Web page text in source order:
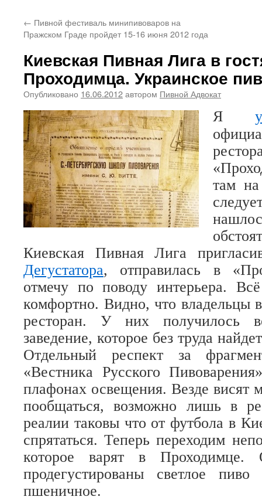
← Пивной фестиваль минипивоваров на
Пражском Граде пройдет 15-16 июня 2012 года
Киевская Пивная Лига в
Проходимца. Украинское
Опубликовано 16.06.2012автором Пивной Адвокат
Я
там
Киевская Пивная Лига
Дегустатора, отправилась в
отмечу по поводу интерьера.
комфортно. Видно, что владельцы
ресторан. У них получилось
заведение, которое без труда
Отдельный респект за
«Вестника Русского
плафонах освещения. Везде висят
пообщаться, возможно лишь в
реалии таковы что от футбола в
спрятаться. Теперь переходим
которое варят в Проходимце.
продегустированы светлое
пшеничное.